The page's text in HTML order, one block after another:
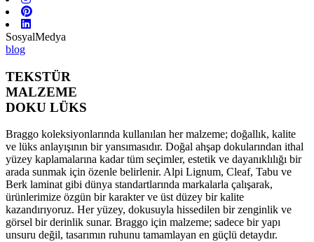
SosyalMedya
blog
TEKSTÜR
MALZEME
DOKU LÜKS
Braggo koleksiyonlarında kullanılan her malzeme; doğallık, kalite
ve lüks anlayışının bir yansımasıdır. Doğal ahşap dokularından ithal
yüzey kaplamalarına kadar tüm seçimler, estetik ve dayanıklılığı bir
arada sunmak için özenle belirlenir. Alpi Lignum, Cleaf, Tabu ve
Berk laminat gibi dünya standartlarında markalarla çalışarak,
ürünlerimize özgün bir karakter ve üst düzey bir kalite
kazandırıyoruz. Her yüzey, dokusuyla hissedilen bir zenginlik ve
görsel bir derinlik sunar. Braggo için malzeme; sadece bir yapı
unsuru değil, tasarımın ruhunu tamamlayan en güçlü detaydır.